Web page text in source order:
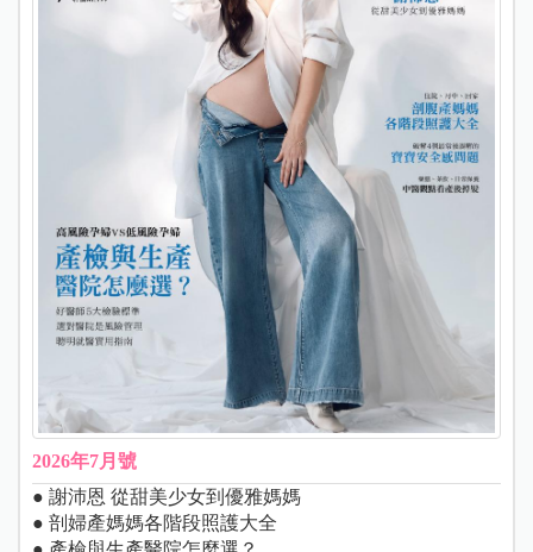
2026年7月號
● 謝沛恩 從甜美少女到優雅媽媽
● 剖婦產媽媽各階段照護大全